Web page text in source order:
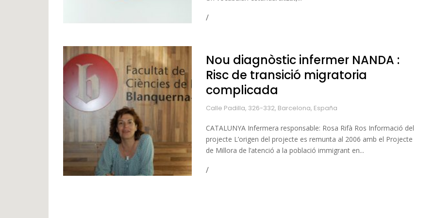
Nou diagnòstic infermer NANDA :
Risc de transició migratoria
complicada
Calle Padilla, 326-332, Barcelona, España
CATALUNYA Infermera responsable: Rosa Rifà Ros Informació del
projecte L’origen del projecte es remunta al 2006 amb el Projecte
de Millora de l’atenció a la població immigrant en...